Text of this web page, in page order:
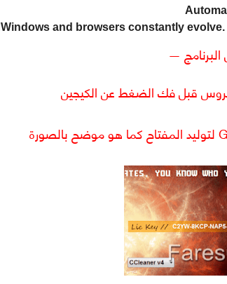
Windows and browsers constantly
—
قبل فك الضغط عن الكيجين